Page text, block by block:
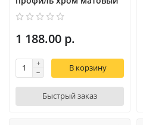
1 188.00 р.
В корзину
Быстрый заказ